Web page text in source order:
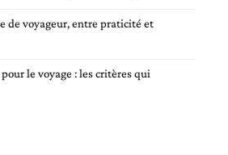
de voyageur, entre praticité et
le voyage : les critères qui